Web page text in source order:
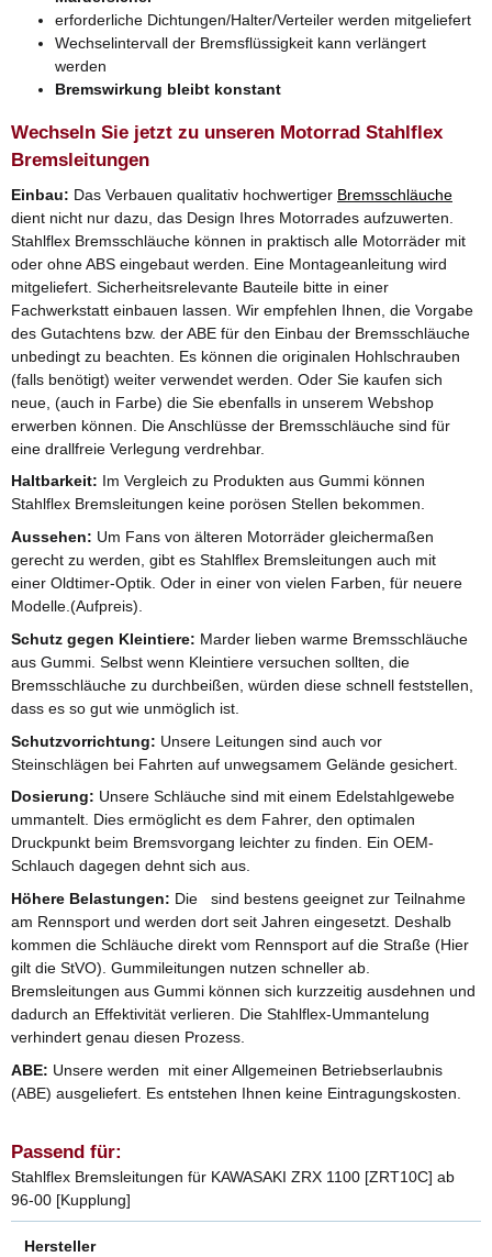
erforderliche Dichtungen/Halter/Verteiler werden mitgeliefert
Wechselintervall der Bremsflüssigkeit kann verlängert
werden
Bremswirkung bleibt konstant
Wechseln Sie jetzt zu unseren Motorrad Stahlflex
Bremsleitungen
Einbau: Das Verbauen qualitativ hochwertiger Bremsschläuche
dient nicht nur dazu, das Design Ihres Motorrades aufzuwerten.
Stahlflex Bremsschläuche können in praktisch alle Motorräder mit
oder ohne ABS eingebaut werden. Eine Montageanleitung wird
mitgeliefert. Sicherheitsrelevante Bauteile bitte in einer
Fachwerkstatt einbauen lassen. Wir empfehlen Ihnen, die Vorgabe
des Gutachtens bzw. der ABE für den Einbau der Bremsschläuche
unbedingt zu beachten. Es können die originalen Hohlschrauben
(falls benötigt) weiter verwendet werden. Oder Sie kaufen sich
neue, (auch in Farbe) die Sie ebenfalls in unserem Webshop
erwerben können. Die Anschlüsse der Bremsschläuche sind für
eine drallfreie Verlegung verdrehbar.
Haltbarkeit: Im Vergleich zu Produkten aus Gummi können
Stahlflex Bremsleitungen keine porösen Stellen bekommen.
Aussehen: Um Fans von älteren Motorräder gleichermaßen
gerecht zu werden, gibt es Stahlflex Bremsleitungen auch mit
einer Oldtimer-Optik. Oder in einer von vielen Farben, für neuere
Modelle.(Aufpreis).
Schutz gegen Kleintiere: Marder lieben warme Bremsschläuche
aus Gummi. Selbst wenn Kleintiere versuchen sollten, die
Bremsschläuche zu durchbeißen, würden diese schnell feststellen,
dass es so gut wie unmöglich ist.
Schutzvorrichtung: Unsere Leitungen sind auch vor
Steinschlägen bei Fahrten auf unwegsamem Gelände gesichert.
Dosierung: Unsere Schläuche sind mit einem Edelstahlgewebe
ummantelt. Dies ermöglicht es dem Fahrer, den optimalen
Druckpunkt beim Bremsvorgang leichter zu finden. Ein OEM-
Schlauch dagegen dehnt sich aus.
Höhere Belastungen: Die sind bestens geeignet zur Teilnahme
am Rennsport und werden dort seit Jahren eingesetzt. Deshalb
kommen die Schläuche direkt vom Rennsport auf die Straße (Hier
gilt die StVO). Gummileitungen nutzen schneller ab.
Bremsleitungen aus Gummi können sich kurzzeitig ausdehnen und
dadurch an Effektivität verlieren. Die Stahlflex-Ummantelung
verhindert genau diesen Prozess.
ABE: Unsere werden mit einer Allgemeinen Betriebserlaubnis
(ABE) ausgeliefert. Es entstehen Ihnen keine Eintragungskosten.
Passend für:
Stahlflex Bremsleitungen für KAWASAKI ZRX 1100 [ZRT10C] ab
96-00 [Kupplung]
Hersteller